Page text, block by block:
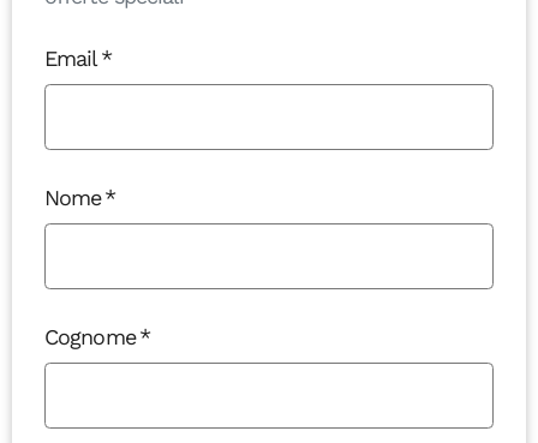
Email
Nome
Cognome